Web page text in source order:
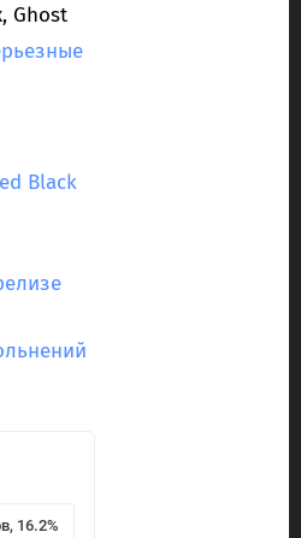
Ghost
Black
16.2%